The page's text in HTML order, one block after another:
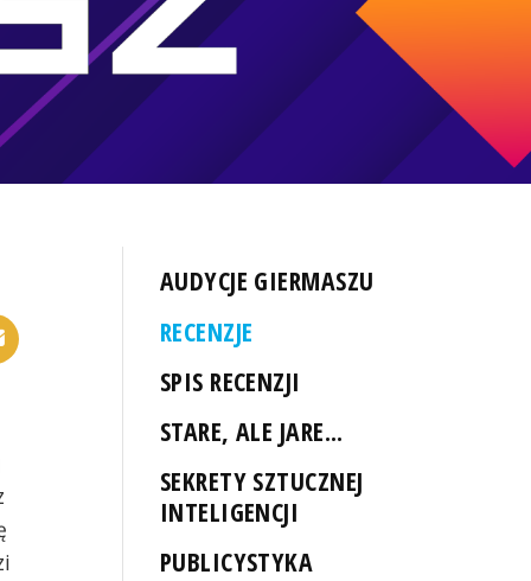
AUDYCJE GIERMASZU
RECENZJE
SPIS RECENZJI
STARE, ALE JARE...
SEKRETY SZTUCZNEJ
INTELIGENCJI
PUBLICYSTYKA